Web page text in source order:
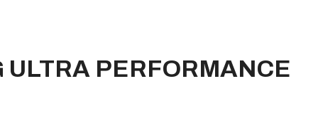
ULTRA PERFORMANCE